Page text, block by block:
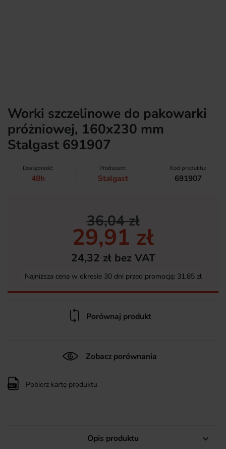
Worki szczelinowe do pakowarki
próżniowej, 160x230 mm
Stalgast 691907
Dostępność:
48h
Producent:
Stalgast
Kod produktu:
691907
36,04 zł
29,91 zł
24,32 zł bez VAT
Najniższa cena w okresie 30 dni przed promocją: 31,85 zł
Porównaj produkt
Zobacz porównania
Pobierz kartę produktu
Opis produktu 